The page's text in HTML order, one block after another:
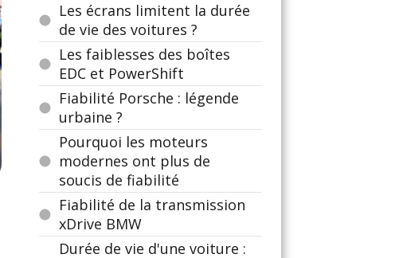
Les écrans limitent la durée
de vie des voitures ?
Les faiblesses des boîtes
EDC et PowerShift
Fiabilité Porsche : légende
urbaine ?
Pourquoi les moteurs
modernes ont plus de
soucis de fiabilité
Fiabilité de la transmission
xDrive BMW
Durée de vie d'une voiture :